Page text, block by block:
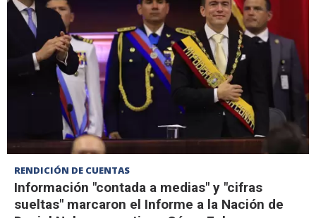
RENDICIÓN DE CUENTAS
Información "contada a medias" y "cifras
sueltas" marcaron el Informe a la Nación de